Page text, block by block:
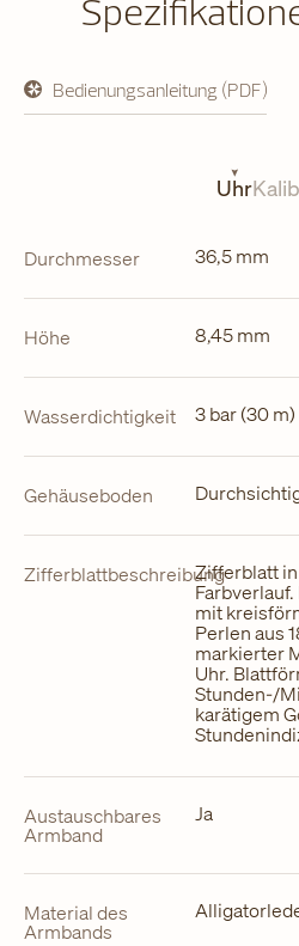
Bedienungsanleitung (PDF)
öffnet
in
Uhr
Durchmesser 36,5 mm
Höhe 8,45 mm
Wasserdichtigkeit 3 bar (30 m)
Gehäuseboden
ZifferblattbeschreibungZifferblatt
mit
Perlen aus
markierter
Uhr.
Stunden-/
karätigem
Austauschbares
Armband
Ja
Material des
Armbands